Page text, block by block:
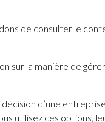
de consulter le
sur la manière de
d’une
utilisez ces options,